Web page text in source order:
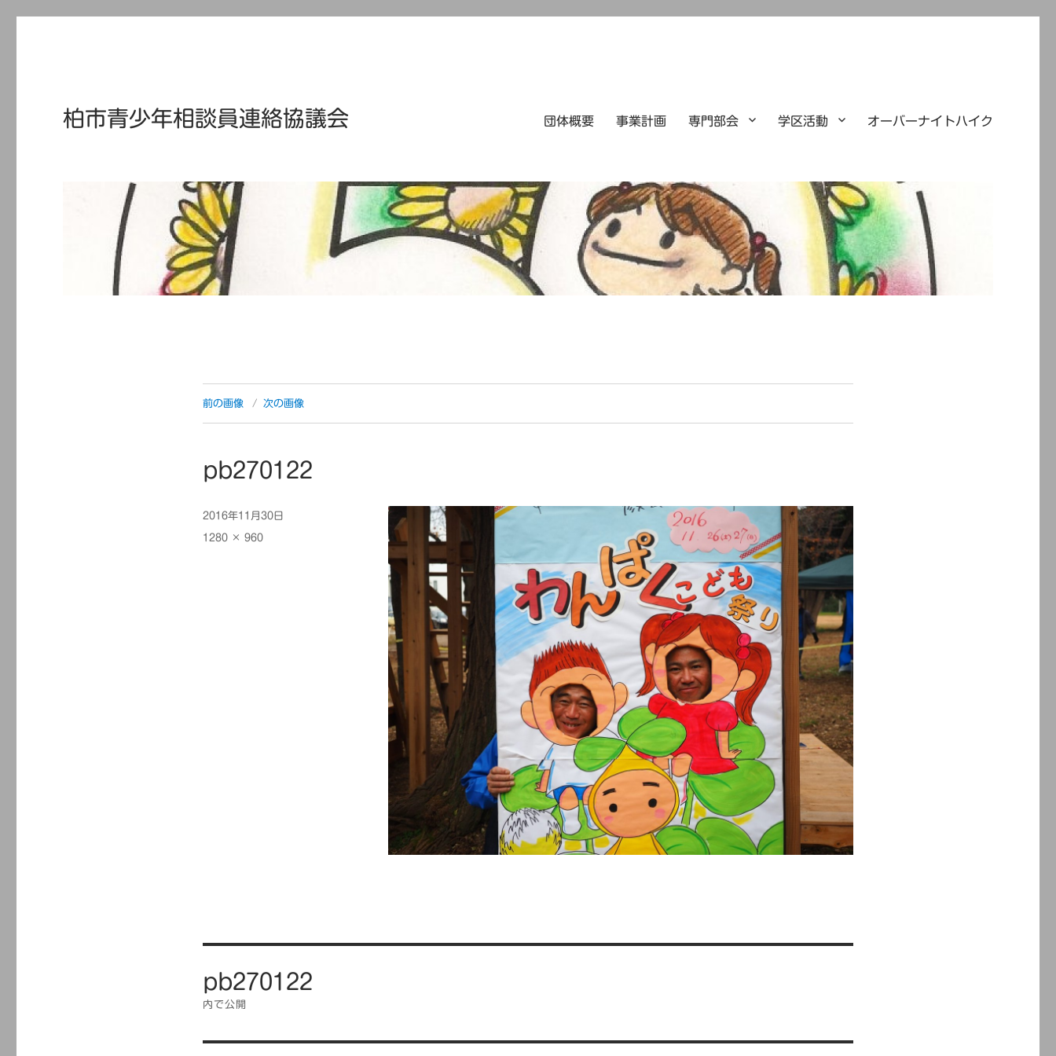
柏市青少年相談員連絡協議会 団体概要 事業計画 専門部会 学区活動 オーバーナイトハイク
前の画像 次の画像
pb270122
投
稿
2016年11月30日
フ
1280 × 960
稿
ナ
ゲ
pb270122
内で公開